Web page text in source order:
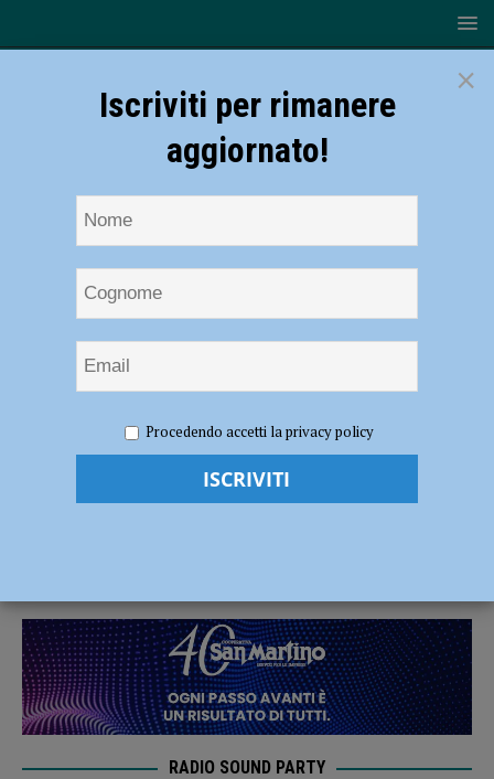
Fiorenzuola, al “Garilli” arriva il derby tra i professionisti
Piacenza – Fiorenzuola, al “Garilli” arriva
RADIO SOUND PARTY
×
Iscriviti per rimanere
aggiornato!
Procedendo accetti la privacy policy